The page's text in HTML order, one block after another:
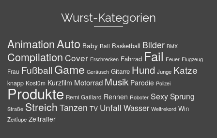
Wurst-Kategorien
AnimationAuto Baby Ball Basketball Bilder BMX
Compilation Cover Erschrecken Fahrrad Fail Feuer Flugzeug
Frau Fußball Game Geräusch Gitarre Hund Junge Katze
knapp Kostüm Kurzfilm Motorrad Musik Parodie Polizei
Produkte Remi Gaillard Rennen Roboter SexySprung
Straße Streich Tanzen TV Unfall Wasser Weltrekord Win
Zeitlupe Zeitraffer